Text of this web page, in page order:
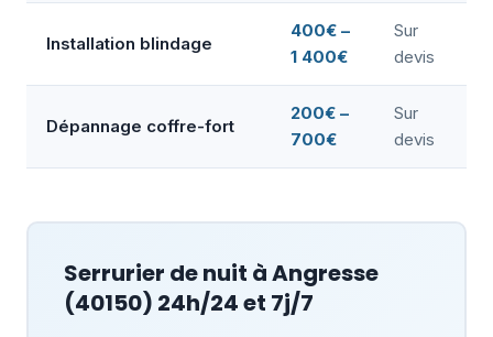
Installation blindage
400€ –
1 400€
Sur
devis
Dépannage coffre-fort
200€ –
700€
Sur
devis
Serrurier de nuit àAngresse
(40150) 24h/24 et 7j/7